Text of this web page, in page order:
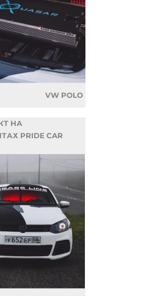
VW POLO
НА
PRIDE CAR